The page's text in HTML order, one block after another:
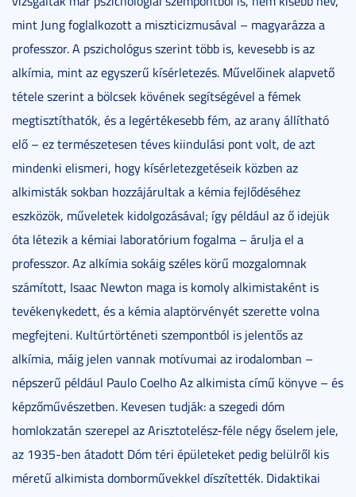
mint Jung foglalkozott a miszticizmusával – magyarázza a
professzor. A pszichológus szerint több is, kevesebb is az
alkímia, mint az egyszerű kísérletezés. Művelőinek alapvető
tétele szerint a bölcsek kövének segítségével a fémek
megtisztíthatók, és a legértékesebb fém, az arany állítható
elő – ez természetesen téves kiindulási pont volt, de azt
mindenki elismeri, hogy kísérletezgetéseik közben az
alkimisták sokban hozzájárultak a kémia fejlődéséhez
eszközök, műveletek kidolgozásával; így például az ő idejük
óta létezik a kémiai laboratórium fogalma – árulja el a
professzor. Az alkímia sokáig széles körű mozgalomnak
számított, Isaac Newton maga is komoly alkimistaként is
tevékenykedett, és a kémia alaptörvényét szerette volna
megfejteni. Kultúrtörténeti szempontból is jelentős az
alkímia, máig jelen vannak motívumai az irodalomban –
népszerű például Paulo Coelho Az alkimista című könyve – és
képzőművészetben. Kevesen tudják: a szegedi dóm
homlokzatán szerepel az Arisztotelész-féle négy őselem jele,
az 1935-ben átadott Dóm téri épületeket pedig belülről kis
méretű alkimista domborművekkel díszítették. Didaktikai